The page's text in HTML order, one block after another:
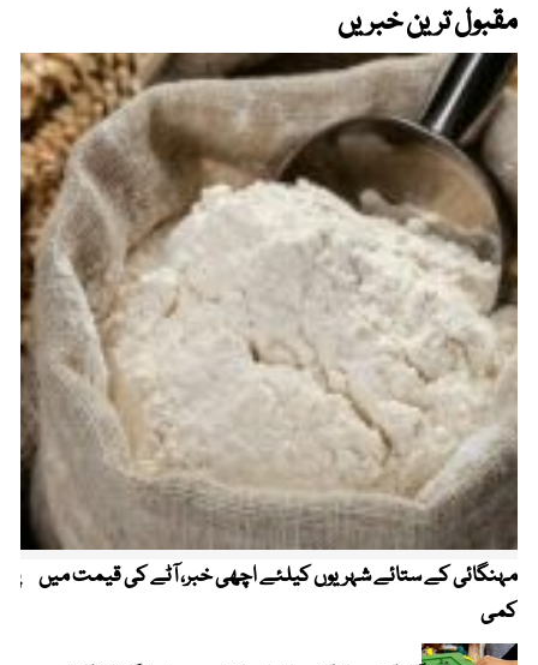
مقبول ترین خبریں
مہنگائی کے ستائے شہریوں کیلئے اچھی خبر، آٹے کی قیمت میں
کمی